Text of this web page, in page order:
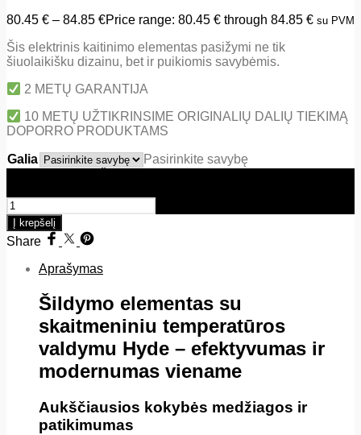
80.45 € – 84.85 €Price range: 80.45 € through 84.85 € su PVM
Šis elektrinis kaitinimo elementas pasižymi ne tik
šiuolaikišku dizainu, bet ir puikiomis savybėmis.
2 METŲ GARANTIJA
10 METŲ UŽTIKRINSIME ORIGINALIŲ DALIŲ TIEKIMĄ
DOPORRO PRODUKTAMS
Galia
Pasirinkite savybę
Į krepšelį
Share
Aprašymas
Šildymo elementas su
skaitmeniniu temperatūros
valdymu Hyde – efektyvumas ir
modernumas viename
Aukščiausios kokybės medžiagos ir
patikimumas